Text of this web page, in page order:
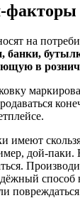
на
банки,
в
имеют
дой-паки.
способ